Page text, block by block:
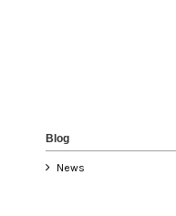
Blog
News